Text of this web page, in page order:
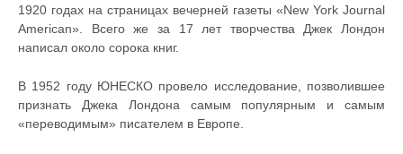
1920 годах на страницах вечерней газеты «New York Journal
American». Всего же за 17 лет творчества Джек Лондон
написал около сорока книг.
В 1952 году ЮНЕСКО провело исследование, позволившее
признать Джека Лондона самым популярным и самым
«переводимым» писателем в Европе.